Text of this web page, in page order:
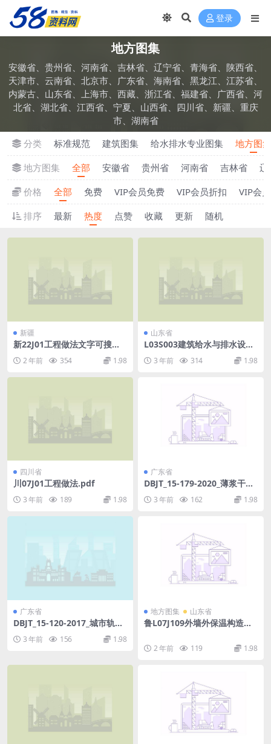
登录
地方图集
安徽省、贵州省、河南省、吉林省、辽宁省、青海省、陕西省、
天津市、云南省、北京市、广东省、海南省、黑龙江、江苏省、
内蒙古、山东省、上海市、西藏、浙江省、福建省、广西省、河
北省、湖北省、江西省、宁夏、山西省、四川省、新疆、重庆
市、湖南省
分类
标准规范 建筑图集 给水排水专业图集
地方图集
地方图集
全部 安徽省 贵州省 河南省 吉林省
辽
价格
全部 免费 VIP会员免费 VIP会员折扣
VIP会
排序
最新 热度 点赞 收藏 更新 随机
新疆
新22J01工程做法文字可搜索
2 年前 354 1.98
山东省
L03S003建筑给水与排水设备
装.pdf
3 年前 314 1.98
四川省
川07J01工程做法.pdf
3 年前 189 1.98
广东省
DBJT_15-179-2020_薄浆干砌
及薄层抹灰自保温墙体-技术规
程.pdf
3 年前 162 1.98
广东省
DBJT_15-120-2017_城市轨道
交通_既有结构保护技术规范.p
df 3 年前 156 1.98
地方图集 山东省
鲁L07J109外墙外保温构造详
2 年前 119 1.98